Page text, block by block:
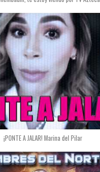
¡PONTE A JALAR! Marina del Pilar